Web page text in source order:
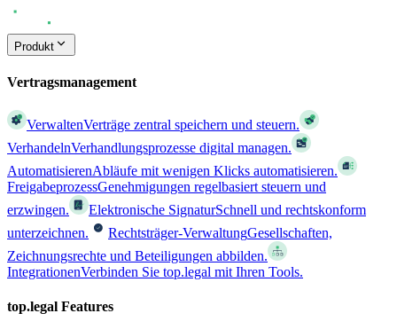
Produkt
Vertragsmanagement
VerwaltenVerträge zentral speichern und steuern.
VerhandelnVerhandlungsprozesse digital managen.
AutomatisierenAbläufe mit wenigen Klicks automatisieren.
FreigabeprozessGenehmigungen regelbasiert steuern und
erzwingen.
Elektronische SignaturSchnell und rechtskonform
unterzeichnen.
Rechtsträger-VerwaltungGesellschaften,
Zeichnungsrechte und Beteiligungen abbilden.
IntegrationenVerbinden Sie top.legal mit Ihren Tools.
top.legal Features